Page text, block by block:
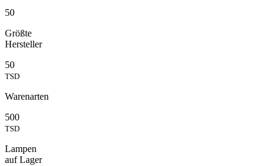
50
Größte
Hersteller
50
TSD
Warenarten
500
TSD
Lampen
auf Lager